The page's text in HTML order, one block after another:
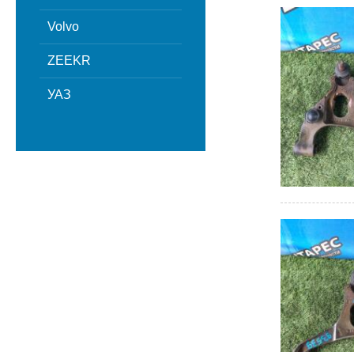
Volvo
ZEEKR
УАЗ